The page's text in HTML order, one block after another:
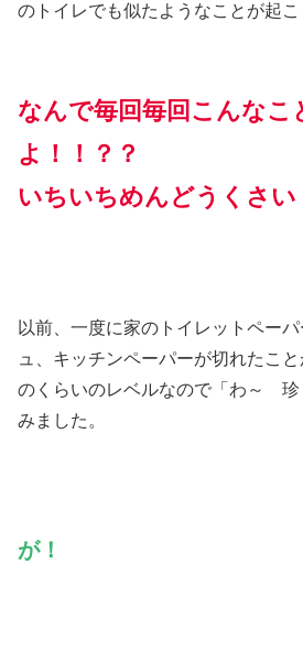
のトイレでも似たようなことが起
なんで毎回毎回こんなこ
よ！！？？
いちいちめんどうくさい
以前、一度に家のトイレットペー
ュ、キッチンペーパーが切れたこ
のくらいのレベルなので「わ～ 珍
みました。
が！